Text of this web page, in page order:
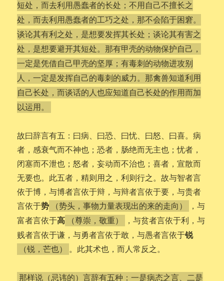
短处，而去利用愚蠢者的长处；不用自己不擅长之
处，而去利用愚蠢者的工巧之处，那不会陷于困窘。
谈论其有利之处，是想要发挥其长处；谈论其有害之
处，是想要避开其短处。那有甲壳的动物保护自己，
一定是凭借自己甲壳的坚厚；有毒刺的动物进攻别
人，一定是发挥自己的毒刺的威力。那禽兽知道利用
自己长处，而谈话的人也应知道自己长处的作用而加
以运用。
故曰辞言有五：曰病、曰恐、曰忧、曰怒、曰喜。病
者，感衰气而不神也；恐者，肠绝而无主也；忧者，
闭塞而不泄也；怒者，妄动而不治也；喜者，宣散而
无要也。此五者，精则用之，利则行之。故与智者言
依于博，与博者言依于辩，与辩者言依于要，与贵者
言依于势 （势头，事物力量表现出的来的走向）
，与
富者言依于高 （尊崇，敬重）
，与贫者言依于利，与
贱者言依于谦，与勇者言依于敢，与愚者言依于锐
（锐，芒也） 。此其术也，而人常反之。
那样说（忌讳的）言辞有五种：一是病态之言、二是